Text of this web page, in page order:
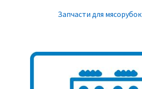
Запчасти для мясорубок